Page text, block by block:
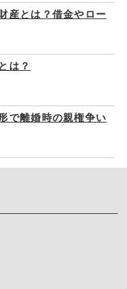
産とは？借金やロー
は？
で離婚時の親権争い